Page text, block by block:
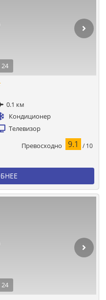
24
0.1 км
Кондиционер
Телевизор
Превосходно 9.1 / 10
24